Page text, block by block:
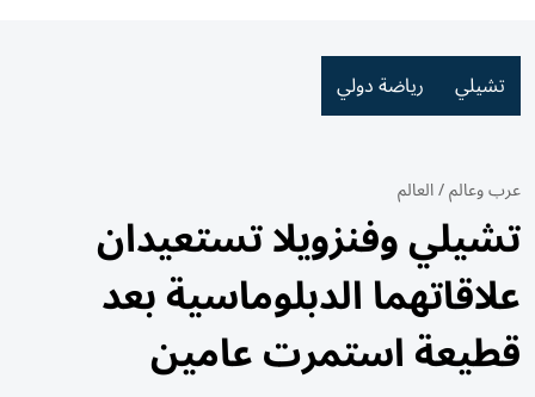
تشيلي رياضة دولي
عرب وعالم/العالم
تشيلي وفنزويلا تستعيدان
علاقاتهما الدبلوماسية بعد
قطيعة استمرت عامين